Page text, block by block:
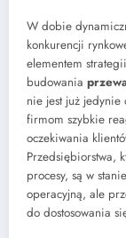
W dobie
konkurencji
elementem
budowania
nie jest już jedynie
firmom szybkie
oczekiwania
Przedsiębiorstwa,
procesy, są w
operacyjną, ale
do dostosowania